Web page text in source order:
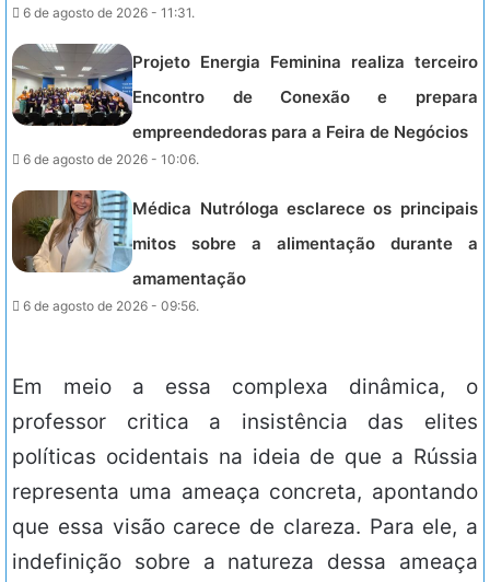
6 de agosto de 2026 - 11:31.
Projeto Energia Feminina realiza terceiro
Encontro de Conexão e prepara
empreendedoras para a Feira de Negócios
6 de agosto de 2026 - 10:06.
Médica Nutróloga esclarece os principais
mitos sobre a alimentação durante a
amamentação
6 de agosto de 2026 - 09:56.
Em meio a essa complexa dinâmica, o
professor critica a insistência das elites
políticas ocidentais na ideia de que a Rússia
representa uma ameaça concreta, apontando
que essa visão carece de clareza. Para ele, a
indefinição sobre a natureza dessa ameaça